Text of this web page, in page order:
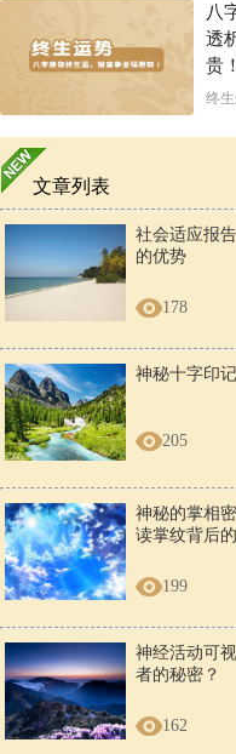
八
透
贵！
终
文章列表
社会适应报
的优势
178
神秘十字印
205
神秘的掌相
读掌纹背后
199
神经活动可
者的秘密？
162